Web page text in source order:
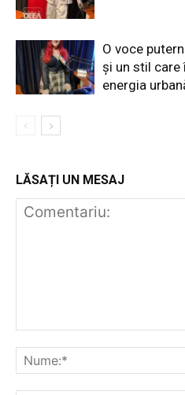
O voce
și un stil care
energia
LĂSAȚI UN MESAJ